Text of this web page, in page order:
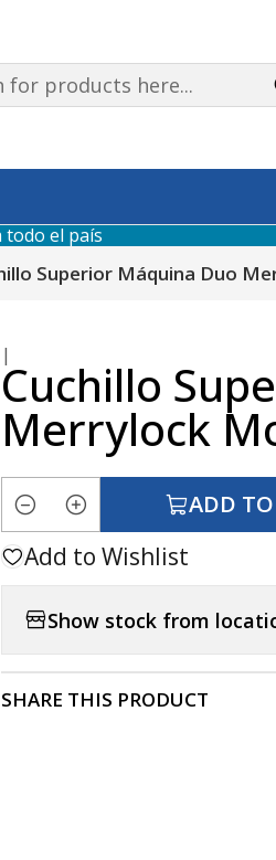
todo el país
Superior Máquina Duo
|
Cuchillo
Merrylock
Quantity
ADD
Add to Wishlist
Show stock from
SHARE THIS PRODUCT